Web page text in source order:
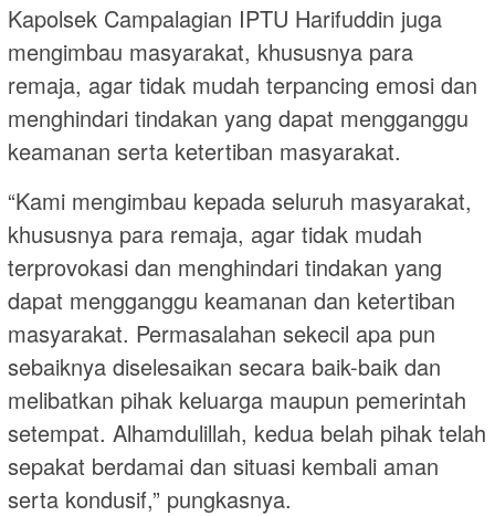
Kapolsek Campalagian IPTU Harifuddin juga
mengimbau masyarakat, khususnya para
remaja, agar tidak mudah terpancing emosi dan
menghindari tindakan yang dapat mengganggu
keamanan serta ketertiban masyarakat.
“Kami mengimbau kepada seluruh masyarakat,
khususnya para remaja, agar tidak mudah
terprovokasi dan menghindari tindakan yang
dapat mengganggu keamanan dan ketertiban
masyarakat. Permasalahan sekecil apa pun
sebaiknya diselesaikan secara baik-baik dan
melibatkan pihak keluarga maupun pemerintah
setempat. Alhamdulillah, kedua belah pihak telah
sepakat berdamai dan situasi kembali aman
serta kondusif,” pungkasnya.